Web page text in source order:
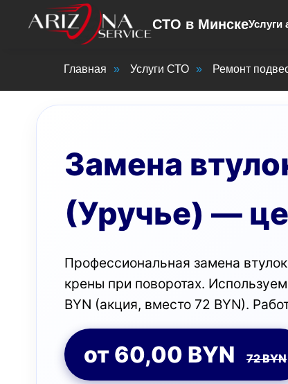
СТО в МинскеУслуги
Главная » Услуги СТО » Ремонт
Замена
(Уручье) —
Профессиональная замена
крены при поворотах.
BYN (акция, вместо 72 BYN).
от 60,00 BYN 72 BYN